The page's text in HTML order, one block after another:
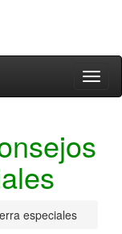
especiales